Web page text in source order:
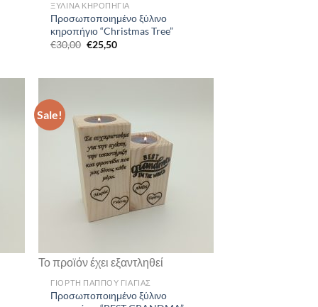
ΞΥΛΙΝΑ ΚΗΡΟΠΗΓΙΑ
Προσωποποιημένο ξύλινο
κηροπήγιο “Christmas Tree”
€30,00 Original
price
€25,50Current
Sale!
Το προϊόν έχει εξαντληθεί
ΓΙΟΡΤΗ ΠΑΠΠΟΥ ΓΙΑΓΙΑΣ
Προσωποποιημένο ξύλινο